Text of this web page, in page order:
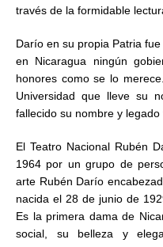
través de la formidable
Darío en su propia Patria
en Nicaragua ningún
honores como se lo
Universidad que lleve su
fallecido su nombre y legado
El Teatro Nacional Rubén
1964 por un grupo de
arte Rubén Darío
nacida el 28 de junio de
Es la primera dama de
social, su belleza y